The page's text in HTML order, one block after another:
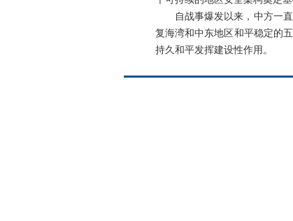
自战事爆发以来，中方一
复海湾和中东地区和平稳定的
持久和平发挥建设性作用。